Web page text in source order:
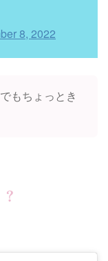
8, 2022
もちょっとき